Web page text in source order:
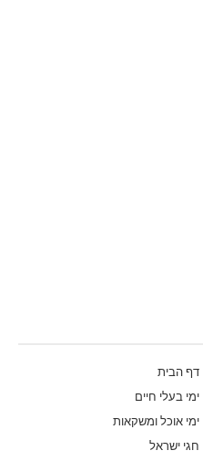
דף הבית
ימי בעלי חיים
ימי אוכל ומשקאות
חגי ישראל